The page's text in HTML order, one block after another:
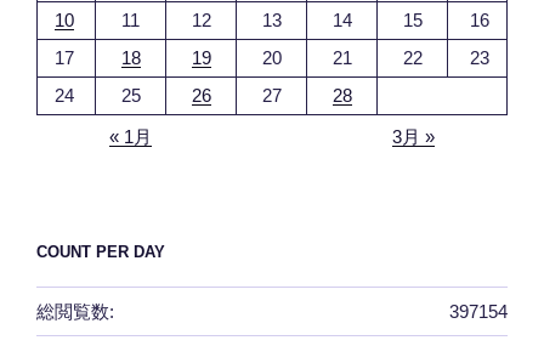
10
11 12 13 14 15
16
17
18 19 20 21 22
23
24
25 26 27
28
« 1月
3月 »
COUNT PER DAY
397154
総閲覧数: